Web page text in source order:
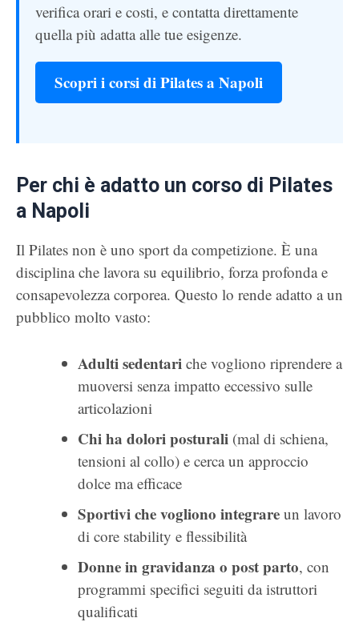
verifica orari e costi, e contatta direttamente
quella più adatta alle tue esigenze.
Scopri i corsi di Pilates a Napoli
Per chi è adatto un corso di Pilates
a Napoli
Il Pilates non è uno sport da competizione. È una
disciplina che lavora su equilibrio, forza profonda e
consapevolezza corporea. Questo lo rende adatto a un
pubblico molto vasto:
Adulti sedentari che vogliono riprendere a
muoversi senza impatto eccessivo sulle
articolazioni
Chi ha dolori posturali (mal di schiena,
tensioni al collo) e cerca un approccio
dolce ma efficace
Sportivi che vogliono integrare un lavoro
di core stability e flessibilità
Donne in gravidanza o post parto, con
programmi specifici seguiti da istruttori
qualificati